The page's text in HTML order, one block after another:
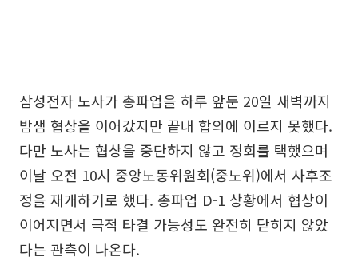
삼성전자 노사가 총파업을 하루 앞둔 20일 새벽까지
밤샘 협상을 이어갔지만 끝내 합의에 이르지 못했다.
다만 노사는 협상을 중단하지 않고 정회를 택했으며
이날 오전 10시 중앙노동위원회(중노위)에서 사후조
정을 재개하기로 했다. 총파업 D-1 상황에서 협상이
이어지면서 극적 타결 가능성도 완전히 닫히지 않았
다는 관측이 나온다.